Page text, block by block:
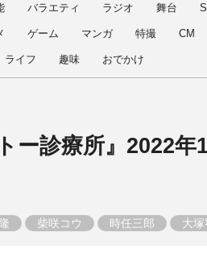
バラエティ ラジオ 舞台
ゲーム マンガ 特撮 CM
ライフ 趣味 おでかけ
ー診療所』2022
柴咲コウ 時任三郎 大塚